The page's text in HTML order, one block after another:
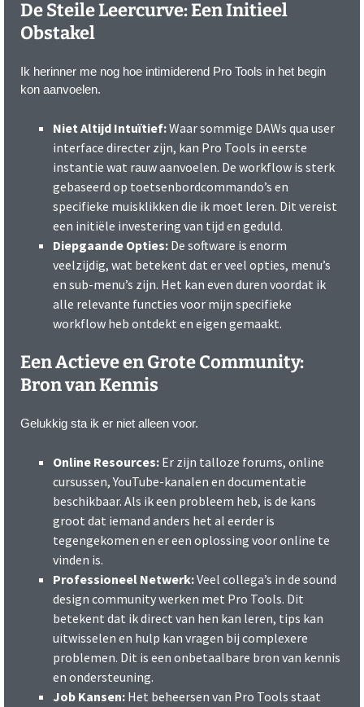
De Steile Leercurve: Een Initieel
Obstakel
Ik herinner me nog hoe intimiderend Pro Tools in het begin
kon aanvoelen.
Niet Altijd Intuïtief:Waar sommige DAWs qua user
interface directer zijn, kan Pro Tools in eerste
instantie wat rauw aanvoelen. De workflow is sterk
gebaseerd op toetsenbordcommando’s en
specifieke muisklikken die ik moet leren. Dit vereist
een initiële investering van tijd en geduld.
Diepgaande Opties: De software is enorm
veelzijdig, wat betekent dat er veel opties, menu’s
en sub-menu’s zijn. Het kan even duren voordat ik
alle relevante functies voor mijn specifieke
workflow heb ontdekt en eigen gemaakt.
Een Actieve en Grote Community:
Bron van Kennis
Gelukkig sta ik er niet alleen voor.
Online Resources: Er zijn talloze forums, online
cursussen, YouTube-kanalen en documentatie
beschikbaar. Als ik een probleem heb, is de kans
groot dat iemand anders het al eerder is
tegengekomen en er een oplossing voor online te
vinden is.
Professioneel Netwerk:Veel collega’s in de sound
design community werken met Pro Tools. Dit
betekent dat ik direct van hen kan leren, tips kan
uitwisselen en hulp kan vragen bij complexere
problemen. Dit is een onbetaalbare bron van kennis
en ondersteuning.
Job Kansen: Het beheersen van Pro Tools staat